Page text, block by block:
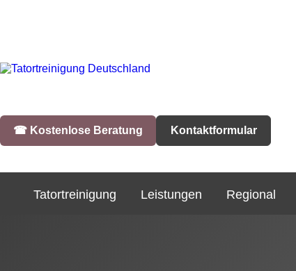
☎︎ Kostenlose Beratung Kontaktformular
Tatortreinigung Leistungen Regional